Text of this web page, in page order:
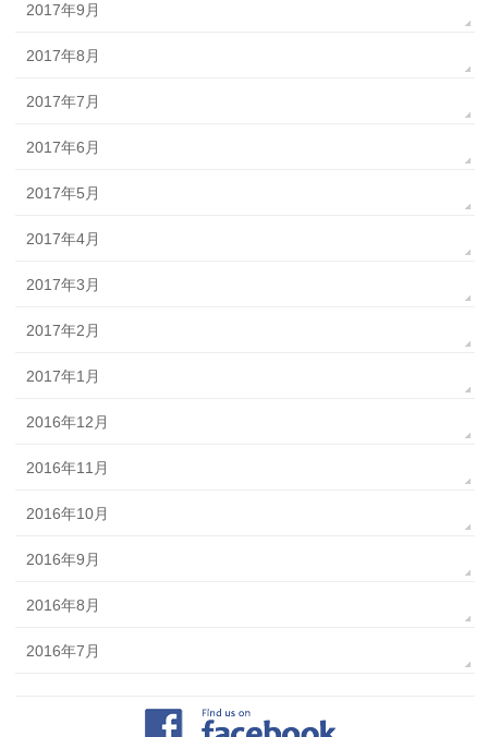
2017年9月
2017年8月
2017年7月
2017年6月
2017年5月
2017年4月
2017年3月
2017年2月
2017年1月
2016年12月
2016年11月
2016年10月
2016年9月
2016年8月
2016年7月